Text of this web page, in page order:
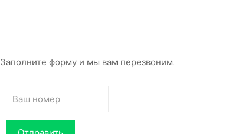
Заполните форму и мы вам перезвоним.